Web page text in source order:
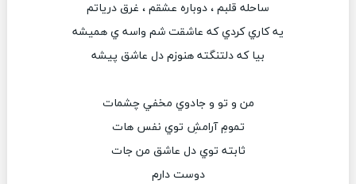
ساحله قلبم ، دوباره عشقم ، غرق درياتم
يه كاري كردي كه عاشقت شم واسه ي هميشه
بيا كه دلتنگته هنوزم دل عاشق پيشه
من و تو و جادوي مخفي چشمات
تمومِ آرامشِ توي نفس هات
ثابته توي دل عاشق من جات
دوست دارم